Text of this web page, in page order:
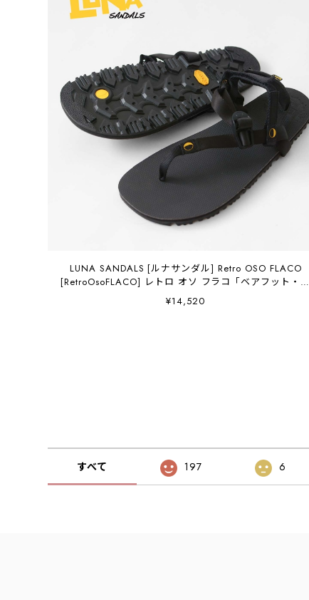
LUNA SANDALS [ルナサンダル] Retro OSO FLACO
[RetroOsoFLACO] レトロ オソ フラコ「ベアフット・ア
ウトドアサンダル・ストラップサンダル・ランニング・
トレイルランニング、キャンプ、旅行などに最適なスポ
¥14,520
すべて 197 6